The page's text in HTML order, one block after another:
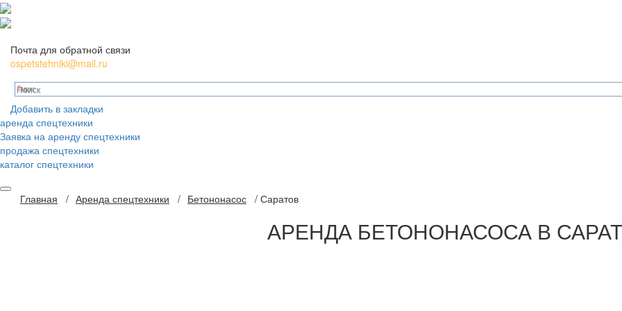
Почта для обратной связи
ospetstehniki@mail.ru
Добавить в закладки
аренда спецтехники
Заявка на аренду спецтехники
продажа спецтехники
каталог спецтехники
Главная / Аренда спецтехники / Бетононасос / Саратов
АРЕНДА БЕТОНОНАСОСА В